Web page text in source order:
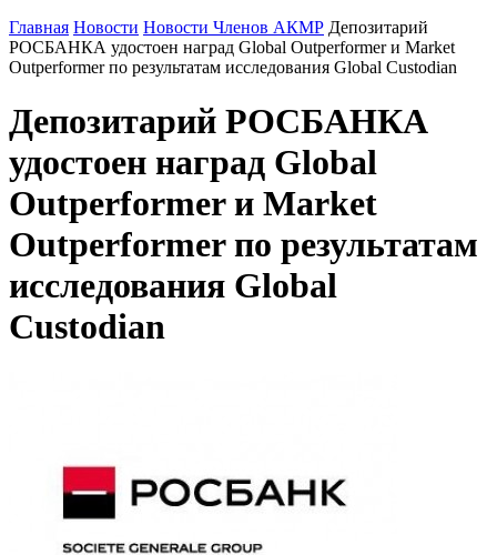
Главная Новости Новости Членов АКМР Депозитарий
РОСБАНКА удостоен наград Global Outperformer и Market
Outperformer по результатам исследования Global Custodian
Депозитарий РОСБАНКА
удостоен наград Global
Outperformer и Market
Outperformer по результатам
исследования Global
Custodian